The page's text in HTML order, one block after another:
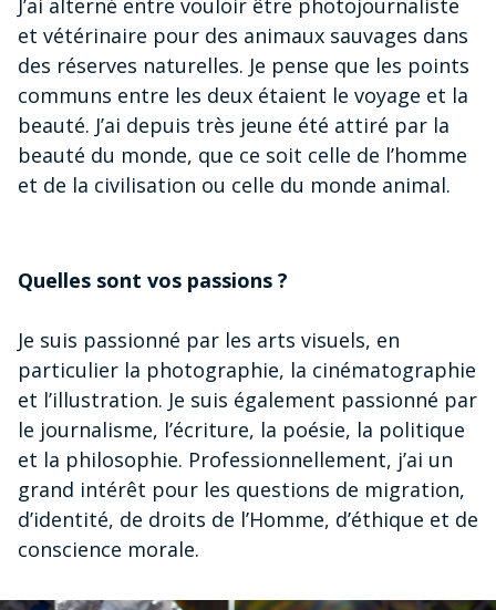
J’ai alterné entre vouloir être photojournaliste
et vétérinaire pour des animaux sauvages dans
des réserves naturelles. Je pense que les points
communs entre les deux étaient le voyage et la
beauté. J’ai depuis très jeune été attiré par la
beauté du monde, que ce soit celle de l’homme
et de la civilisation ou celle du monde animal.
Quelles sont vos passions ?
Je suis passionné par les arts visuels, en
particulier la photographie, la cinématographie
et l’illustration. Je suis également passionné par
le journalisme, l’écriture, la poésie, la politique
et la philosophie. Professionnellement, j’ai un
grand intérêt pour les questions de migration,
d’identité, de droits de l’Homme, d’éthique et de
conscience morale.